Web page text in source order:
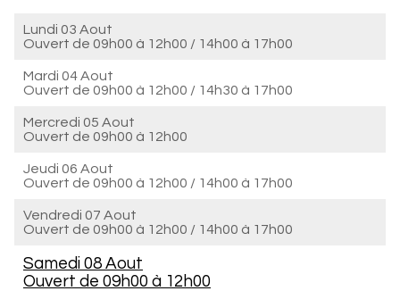
Lundi 03 Aout
Ouvert de 09h00 à 12h00 / 14h00 à 17h00
Mardi 04 Aout
Ouvert de 09h00 à 12h00 / 14h30 à 17h00
Mercredi 05 Aout
Ouvert de 09h00 à 12h00
Jeudi 06 Aout
Ouvert de 09h00 à 12h00 / 14h00 à 17h00
Vendredi 07 Aout
Ouvert de 09h00 à 12h00 / 14h00 à 17h00
Samedi 08 Aout
Ouvert de 09h00 à 12h00